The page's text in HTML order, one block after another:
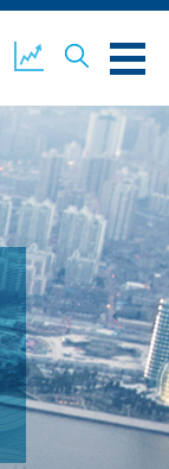
公司新聞
聯絡我們